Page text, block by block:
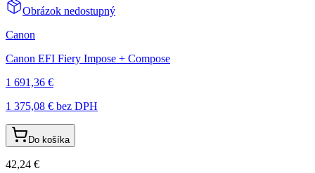
Obrázok nedostupný
Canon
Canon EFI Fiery Impose + Compose
1 691,36 €
1 375,08 € bez DPH
Do košíka
42,24 €